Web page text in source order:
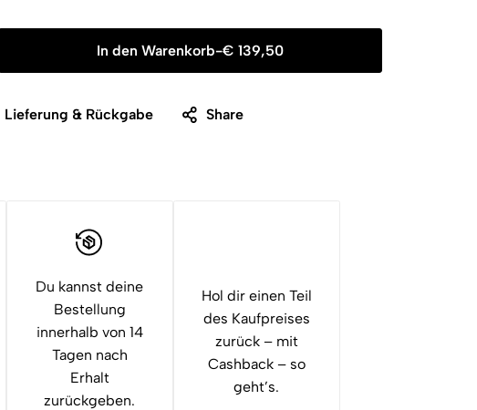
In den Warenkorb-€ 139,50
Lieferung & Rückgabe Share
Du kannst deine
Bestellung
innerhalb von 14
Tagen nach
Erhalt
zurückgeben.
Hol dir einen Teil
des Kaufpreises
zurück – mit
Cashback – so
geht’s.